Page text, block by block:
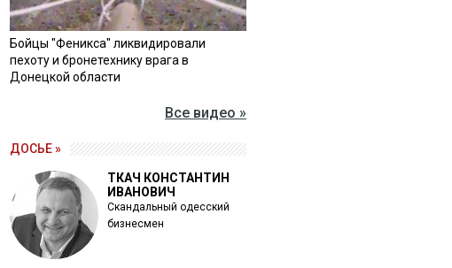
Бойцы "Феникса" ликвидировали
пехоту и бронетехнику врага в
Донецкой области
Все видео »
ДОСЬЕ »
ТКАЧ КОНСТАНТИН
ИВАНОВИЧ
Скандальный одесский
бизнесмен